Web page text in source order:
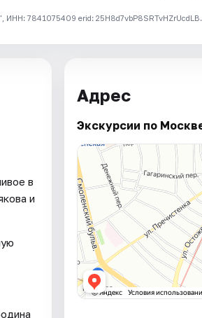
7841075409 erid: 25H8d7vbP8SRTvHZrUcdLB.
в
и
Адрес
Экскурсии по